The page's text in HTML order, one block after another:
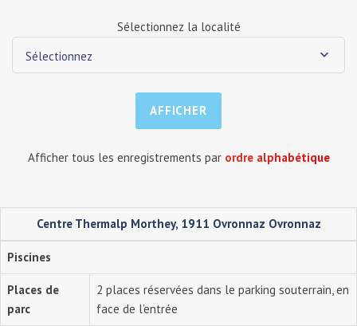
Sélectionnez la localité
Sélectionnez
Afficher tous les enregistrements par ordre alphabétique
Centre Thermalp Morthey, 1911 Ovronnaz Ovronnaz
Piscines
Places de
parc
2 places réservées dans le parking souterrain, en
face de l’entrée